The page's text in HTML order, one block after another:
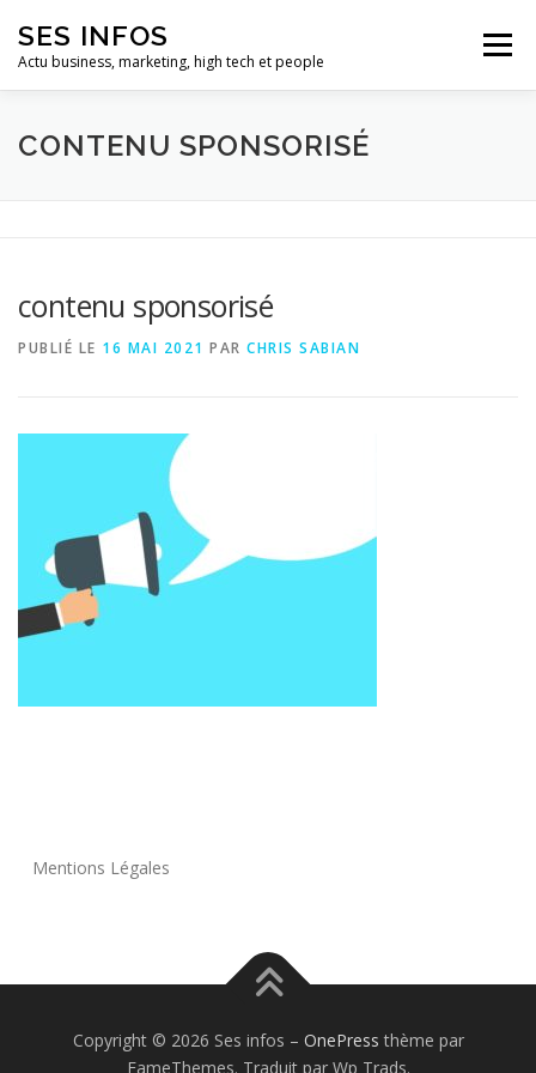
contenu
SES INFOS
Actu business, marketing, high tech et people
Menu
BUSINESS MARKETING
CONTENU SPONSORISÉ
contenu sponsorisé
PUBLIÉ LE 16 MAI 2021 PAR CHRIS SABIAN
Mentions Légales
Copyright © 2026 Ses infos – OnePress thème par
FameThemes. Traduit par Wp Trads.